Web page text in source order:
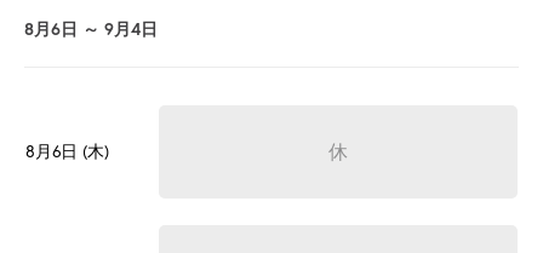
8月6日 ～ 9月4日
8月6日 (木) 休